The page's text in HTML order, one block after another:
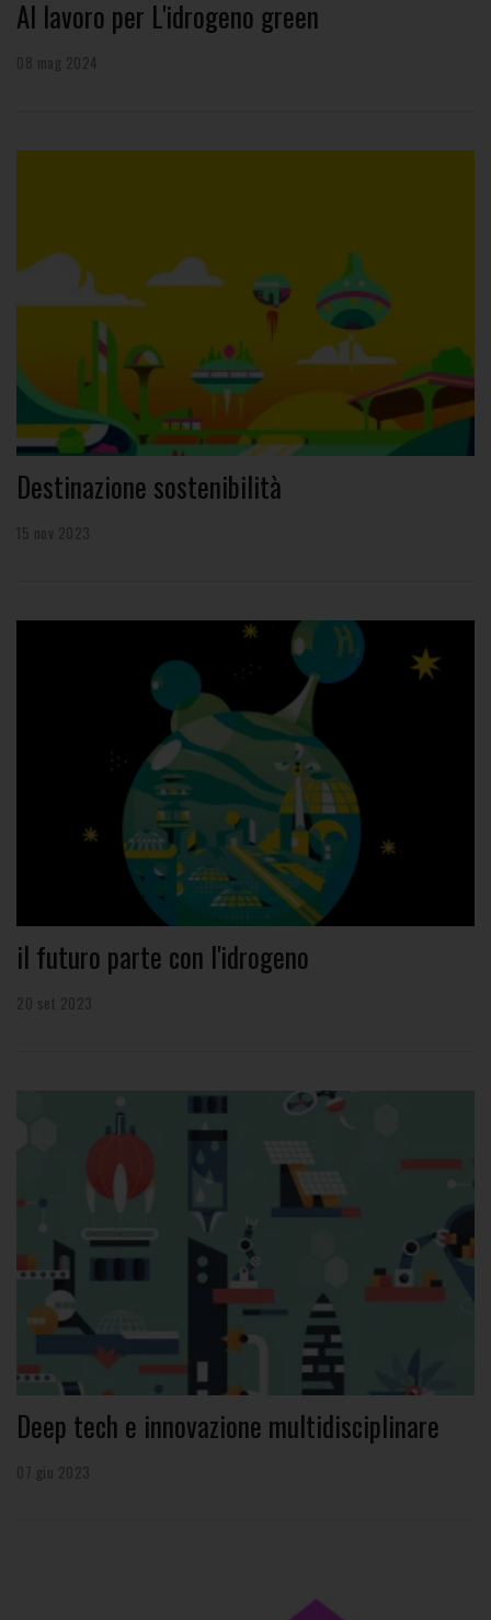
Al lavoro per L'idrogeno green
08 mag 2024
Destinazione sostenibilità
15 nov 2023
il futuro parte con l'idrogeno
20 set 2023
Deep tech e innovazione multidisciplinare
07 giu 2023